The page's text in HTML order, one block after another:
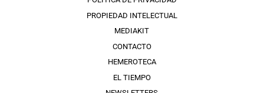
PROPIEDAD INTELECTUAL
MEDIAKIT
CONTACTO
HEMEROTECA
EL TIEMPO